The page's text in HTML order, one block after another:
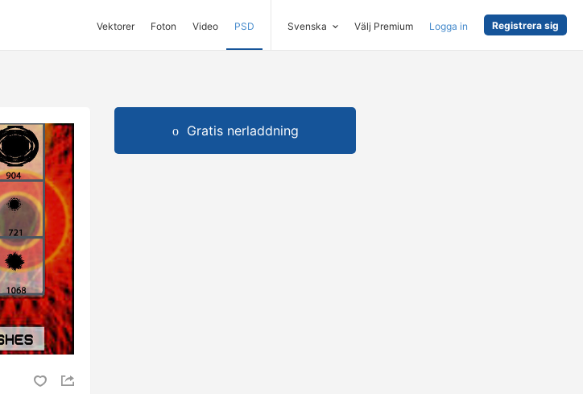
Vektorer Foton Video PSD Svenska Välj Premium Logga in Registrera sig
Gratis nerladdning